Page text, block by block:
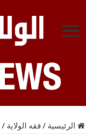
الرئيسية / فقه الولاية /